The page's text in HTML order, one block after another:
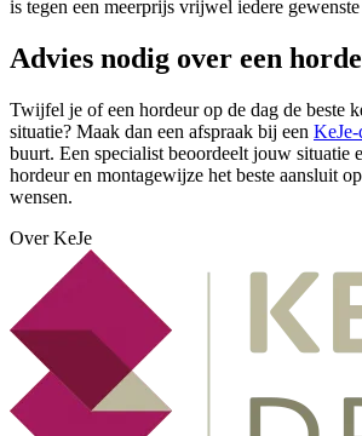
is tegen een meerprijs vrijwel iedere
Advies nodig over een
Twijfel je of een hordeur op de dag de beste
situatie? Maak dan een afspraak bij een KeJe-
buurt. Een specialist beoordeelt jouw situatie
hordeur en montagewijze het beste aansluit
wensen.
Over KeJe